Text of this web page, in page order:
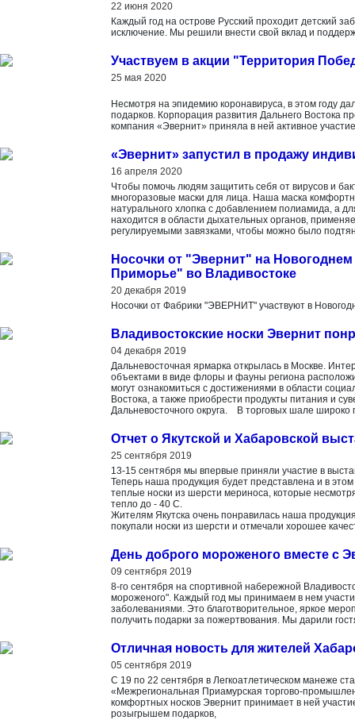
22 июня 2020
Каждый год на острове Русский проходит детский
исключение. Мы решили внести свой вклад и
Участвуем в акции "Территория
25 мая 2020
Несмотря на эпидемию коронавируса, в этом году
подарков. Корпорация развития Дальнего Востока
компания «Эвернит» приняла в ней активное
«Эвернит» запустил в продажу
16 апреля 2020
Чтобы помочь людям защитить себя от вирусов и
многоразовые маски для лица. Наша маска
натурального хлопка с добавлением полиамида, а
находится в области дыхательных органов,
регулируемыми завязками, чтобы можно было
Носочки от "Эвернит" на
Приморье" во Владивостоке
20 декабря 2019
Носочки от Фабрики "ЭВЕРНИТ" участвуют в
Владивостокские носки Эвернит
04 декабря 2019
Дальневосточная ярмарка открылась в Москве.
объектами в виде флоры и фауны региона
могут ознакомиться с достижениями в области
Востока, а также приобрести продукты питания и
Дальневосточного округа. В торговых шале широко
Отчет о Якутской и Хабаровской
25 сентября 2019
13-15 сентября мы впервые приняли участие в
Теперь наша продукция будет представлена и в
теплые носки из шерсти мериноса, которые
тепло до - 40 С.
Жителям Якутска очень понравилась наша
покупали носки из шерсти и отмечали хорошее
День доброго мороженого вместе с
09 сентября 2019
8-го сентября на спортивной набережной
мороженого". Каждый год мы принимаем в нем
заболеваниями. Это благотворительное, яркое
получить подарки за пожертвования. Мы дарили
Отличная новость для жителей
05 сентября 2019
С 19 по 22 сентября в Легкоатлетическом манеже
«Межрегиональная Приамурская торгово-
комфортных носков Эвернит принимает в ней
розыгрышем подарков,